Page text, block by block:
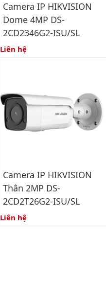
Camera IP HIKVISION
Dome 4MP DS-
2CD2346G2-ISU/SL
Liên hệ
Camera IP HIKVISION
Thân 2MP DS-
2CD2T26G2-ISU/SL
Liên hệ